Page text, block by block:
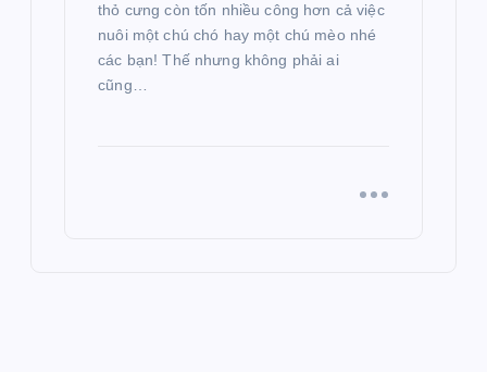
thỏ cưng còn tốn nhiều công hơn cả việc
nuôi một chú chó hay một chú mèo nhé
các bạn! Thế nhưng không phải ai
cũng…